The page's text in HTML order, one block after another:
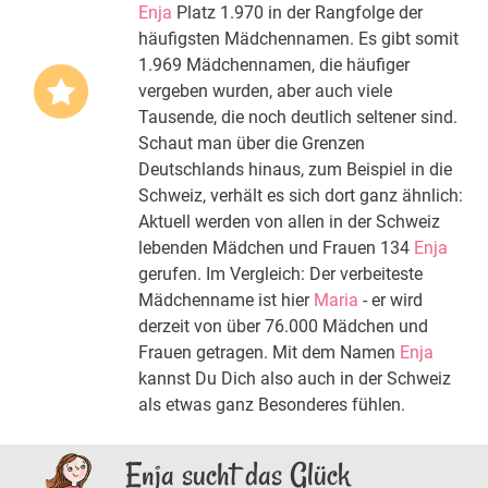
Enja Platz 1.970 in der Rangfolge der
häufigsten Mädchennamen. Es gibt somit
1.969 Mädchennamen, die häufiger
vergeben wurden, aber auch viele
Tausende, die noch deutlich seltener sind.
Schaut man über die Grenzen
Deutschlands hinaus, zum Beispiel in die
Schweiz, verhält es sich dort ganz ähnlich:
Aktuell werden von allen in der Schweiz
lebenden Mädchen und Frauen 134 Enja
gerufen. Im Vergleich: Der verbeiteste
Mädchenname ist hier Maria - er wird
derzeit von über 76.000 Mädchen und
Frauen getragen. Mit dem Namen Enja
kannst Du Dich also auch in der Schweiz
als etwas ganz Besonderes fühlen.
Enja sucht das Glück